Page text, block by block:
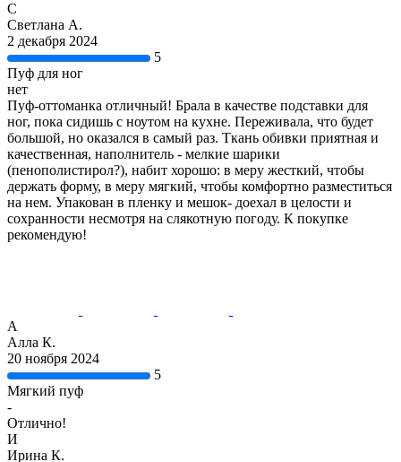
С
Светлана А.
2 декабря 2024
5
Пуф для ног
нет
Пуф-оттоманка отличный! Брала в качестве подставки для
ног, пока сидишь с ноутом на кухне. Переживала, что будет
большой, но оказался в самый раз. Ткань обивки приятная и
качественная, наполнитель - мелкие шарики
(пенополистирол?), набит хорошо: в меру жесткий, чтобы
держать форму, в меру мягкий, чтобы комфортно разместиться
на нем. Упакован в пленку и мешок- доехал в целости и
сохранности несмотря на слякотную погоду. К покупке
рекомендую!
А
Алла К.
20 ноября 2024
5
Мягкий пуф
-
Отлично!
И
Ирина К.